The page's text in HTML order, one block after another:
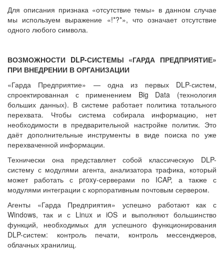
Для описания признака «отсутствие темы» в данном случае
мы используем выражение «!*?*», что означает отсутствие
одного любого символа.
ВОЗМОЖНОСТИ DLP-СИСТЕМЫ «ГАРДА ПРЕДПРИЯТИЕ»
ПРИ ВНЕДРЕНИИ В ОРГАНИЗАЦИИ
«Гарда Предприятие» — одна из первых DLP-систем,
спроектированная с применением Big Data (технология
больших данных). В системе работает политика тотального
перехвата. Чтобы система собирала информацию, нет
необходимости в предварительной настройке политик. Это
даёт дополнительные инструменты в виде поиска по уже
перехваченной информации.
Технически она представляет собой классическую DLP-
систему с модулями агента, анализатора трафика, который
может работать с proxy-серверами по ICAP, а также с
модулями интеграции с корпоративным почтовым сервером.
Агенты «Гарда Предприятия» успешно работают как с
Windows, так и с Linux и iOS и выполняют большинство
функций, необходимых для успешного функционирования
DLP-систем: контроль печати, контроль мессенджеров,
облачных хранилищ.